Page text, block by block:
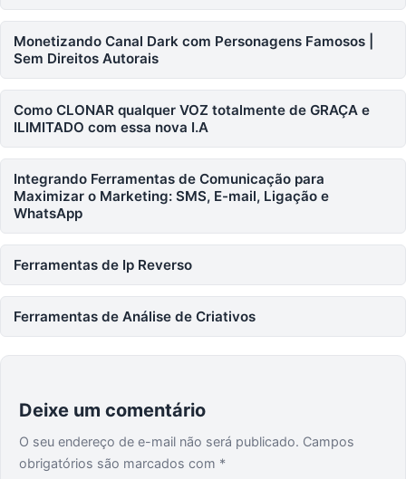
Monetizando Canal Dark com Personagens Famosos |
Sem Direitos Autorais
Como CLONAR qualquer VOZ totalmente de GRAÇA e
ILIMITADO com essa nova I.A
Integrando Ferramentas de Comunicação para
Maximizar o Marketing: SMS, E-mail, Ligação e
WhatsApp
Ferramentas de Ip Reverso
Ferramentas de Análise de Criativos
Deixe um comentário
O seu endereço de e-mail não será publicado. Campos
obrigatórios são marcados com *